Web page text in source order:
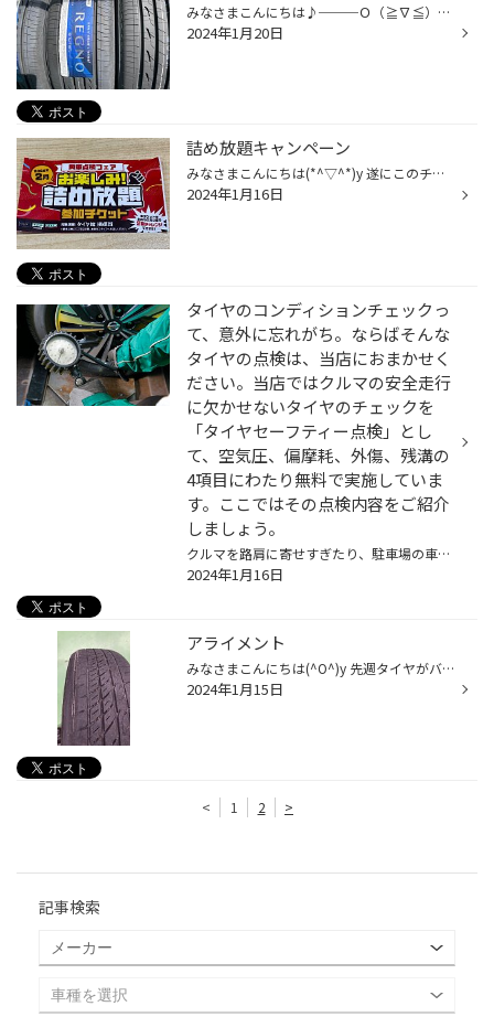
みなさまこんにちは♪───Ｏ（≧∇≦）Ｏ────♪ 当店に一部のサイズレグノGR-XⅢが入荷して来ました！ ブリヂストンレグノ 販売開始は2月1日からで順次他のサイズも入荷予定です♪ 乗り心地と静粛性に優れたレグノがさらに性能アップ これは楽しみですね♪───Ｏ（≧∇≦）Ｏ────♪ パッと見た感じはパターンも大...
2024年1月20日
詰め放題キャンペーン
みなさまこんにちは(*^▽^*)y 遂にこのチケットのイベントが近づいて来てますよ〜！ 徐々に準備も進めて行きます(^O^)y まだまだチケット有りますので是非当店にお越し下さい！ ご来店のお客様に配っております♪ みなさまのご来店スタッフ一同お待ちしております♪
2024年1月16日
タイヤのコンディションチェックっ
て、意外に忘れがち。ならばそんな
タイヤの点検は、当店におまかせく
ださい。当店ではクルマの安全走行
に欠かせないタイヤのチェックを
「タイヤセーフティー点検」とし
て、空気圧、偏摩耗、外傷、残溝の
4項目にわたり無料で実施していま
す。ここではその点検内容をご紹介
しましょう。
クルマを路肩に寄せすぎたり、駐車場の車止めにぶつけたりして、お気に入りのホイールを傷つけてしまったという経験は、多くの方がお持ちなのではないかと思います。とっても残念な気持ちになりますが、そんなときタイヤも気にかけていらっしゃいますか？ 一方、タイヤの“見える側”にはワックスをき...
2024年1月16日
アライメント
みなさまこんにちは(^O^)y 先週タイヤがバーストしたお客様がご来店されました。 タイヤを外して確認したら内側が極端に摩耗してそこが裂けてのパンクです(￣▽￣) お客様は数年前にローダウンしてアライメントを行って 無かった様です。 今回はタイヤ交換後にしっかりとアライメントも行い 直進安定...
2024年1月15日
< 1 2 >
記事検索